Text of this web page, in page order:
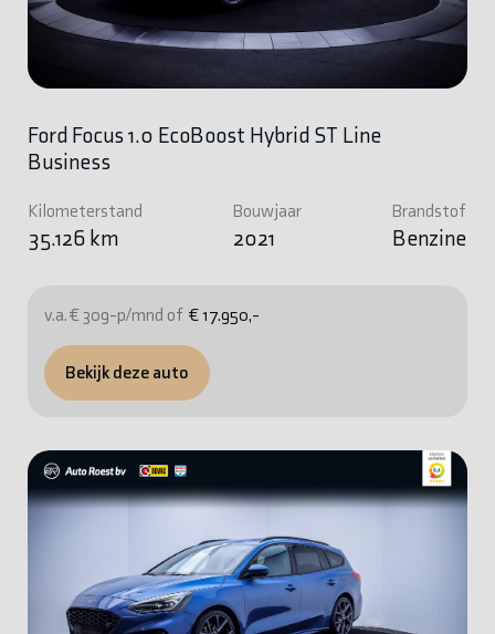
Ford Focus 1.0 EcoBoost Hybrid ST Line
Business
Kilometerstand
35.126 km
Bouwjaar
2021
Brandstof
Benzine
v.a. € 309-p/mnd of € 17.950,-
Bekijk deze auto